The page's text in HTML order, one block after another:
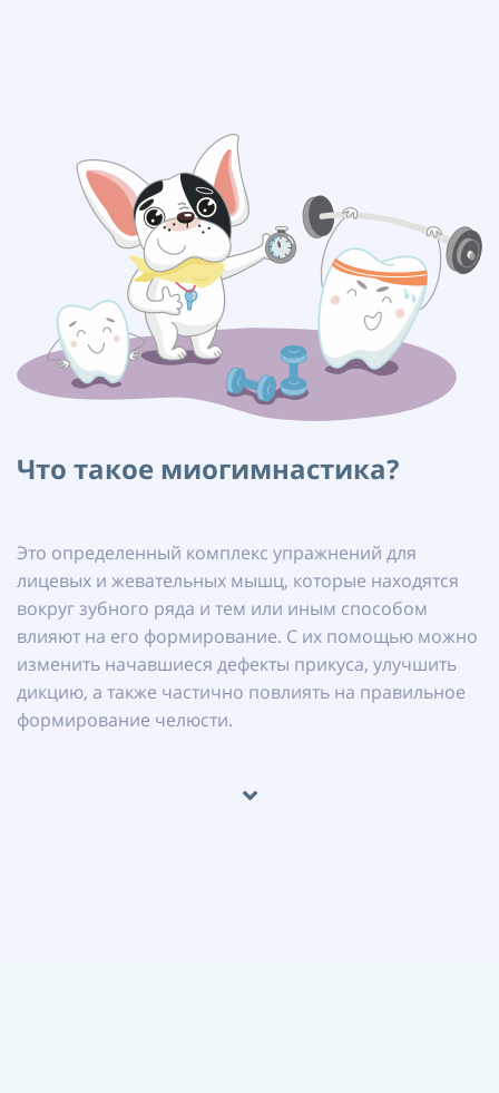
Что такое миогимнастика?
Это определенный комплекс упражнений для
лицевых и жевательных мышц, которые находятся
вокруг зубного ряда и тем или иным способом
влияют на его формирование. С их помощью можно
изменить начавшиеся дефекты прикуса, улучшить
дикцию, а также частично повлиять на правильное
формирование челюсти.